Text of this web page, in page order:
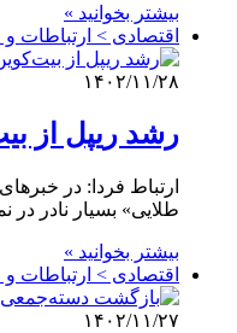
بیشتر بخوانید »
اقتصادی > ارتباطات
۱۴۰۲/۱۱/۲۸
رشد ریپل از
ارتباط فردا: در
طلایی» بسیار نادر در
بیشتر بخوانید »
اقتصادی > ارتباطات
۱۴۰۲/۱۱/۲۷